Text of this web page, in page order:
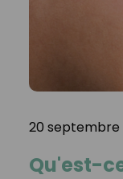
20 septembre
Qu'est-